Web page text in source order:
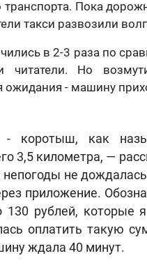
Пока
такси развозили
в 2-3 раза по
читатели. Но
- машину
как
3,5 километра, —
непогоды не
приложение.
130 рублей, которые
оплатить такую
ждала 40 минут.